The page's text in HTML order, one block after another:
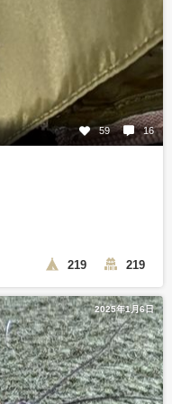
59 16
219 219
2025年1月6日